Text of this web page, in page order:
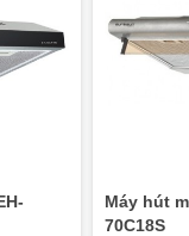
Máy hút
70C18S